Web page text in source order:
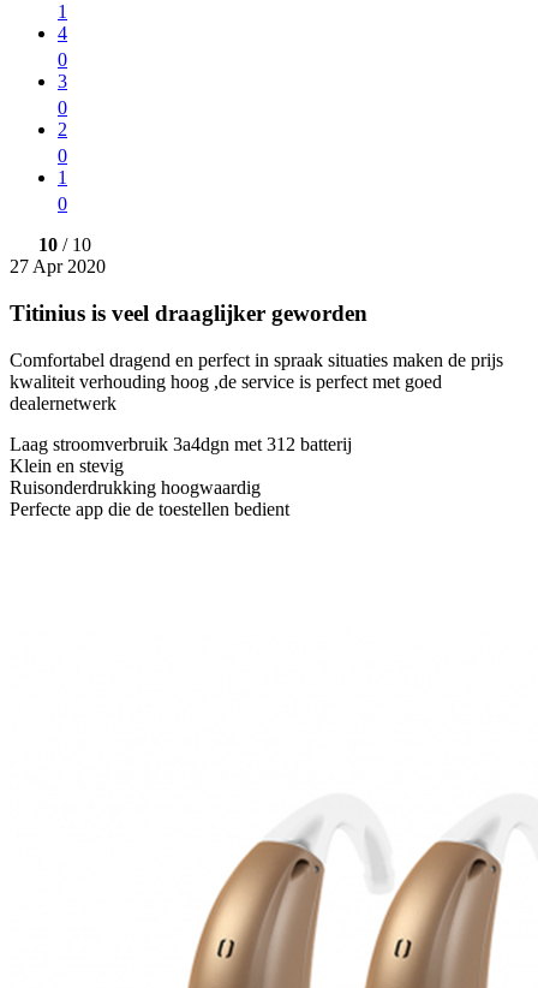
1
4
0
3
0
2
0
1
0
10 / 10
27 Apr 2020
Titinius is veel draaglijker geworden
Comfortabel dragend en perfect in spraak situaties maken de prijs
kwaliteit verhouding hoog ,de service is perfect met goed
dealernetwerk
Laag stroomverbruik 3a4dgn met 312 batterij
Klein en stevig
Ruisonderdrukking hoogwaardig
Perfecte app die de toestellen bedient